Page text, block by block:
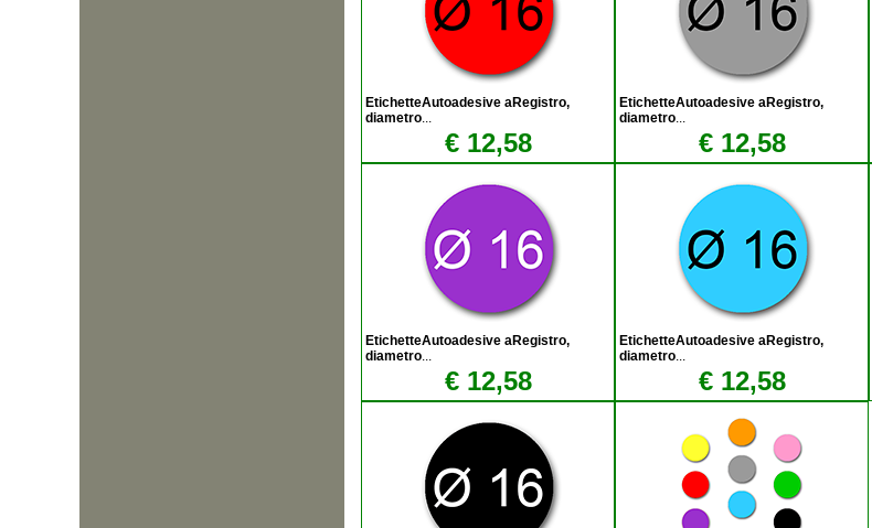
EtichetteAutoadesive aRegistro,
diametro...
€ 12,58
EtichetteAutoadesive aRegistro,
diametro...
€ 12,58
EtichetteAutoadesive aRegistro,
diametro...
€ 12,58
EtichetteAutoadesive aRegistro,
diametro...
€ 12,58